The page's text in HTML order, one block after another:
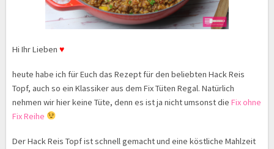
Hi Ihr Lieben ♥
heute habe ich für Euch das Rezept für den beliebten Hack Reis
Topf, auch so ein Klassiker aus dem Fix Tüten Regal. Natürlich
nehmen wir hier keine Tüte, denn es ist ja nicht umsonst die Fix ohne
Fix Reihe
Der Hack Reis Topf ist schnell gemacht und eine köstliche Mahlzeit